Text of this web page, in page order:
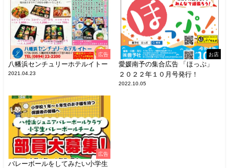
広告
八幡浜センチュリーホテルイトー
2021.04.23
お店
愛媛南予の集合広告 「ほっぷ」
２０２２年１０月号発行！
2022.10.05
広告
バレーボールをしてみたい小学生